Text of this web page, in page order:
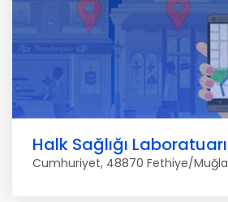
Halk Sağlığı Laboratuarı
Cumhuriyet, 48870 Fethiye/Muğla